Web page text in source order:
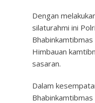
Dengan
silaturahmi ini
Himbauan
sasaran.
Dalam